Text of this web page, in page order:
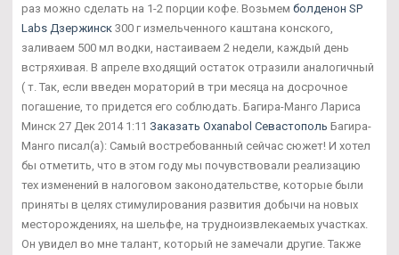
раз можно сделать на 1-2 порции кофе. Возьмем болденон SP
Labs Дзержинск 300 г измельченного каштана конского,
заливаем 500 мл водки, настаиваем 2 недели, каждый день
встряхивая. В апреле входящий остаток отразили аналогичный
( т. Так, если введен мораторий в три месяца на досрочное
погашение, то придется его соблюдать. Багира-Манго Лариса
Минск 27 Дек 2014 1:11 Заказать Oxanabol Севастополь Багира-
Манго писал(а): Самый востребованный сейчас сюжет! И хотел
бы отметить, что в этом году мы почувствовали реализацию
тех изменений в налоговом законодательстве, которые были
приняты в целях стимулирования развития добычи на новых
месторождениях, на шельфе, на трудноизвлекаемых участках.
Он увидел во мне талант, который не замечали другие. Также